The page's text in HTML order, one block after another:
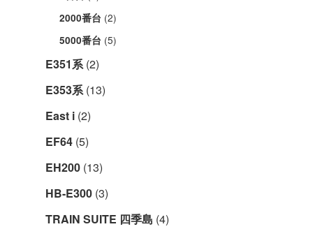
2000番台 (2)
5000番台 (5)
E351系(2)
E353系(13)
East i (2)
EF64 (5)
EH200 (13)
HB-E300 (3)
TRAIN SUITE 四季島 (4)